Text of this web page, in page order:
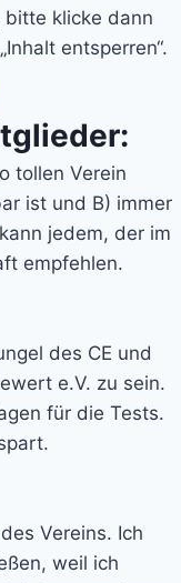
bitte klicke dann
entsperren“.
tollen Verein
ist und B) immer
jedem, der im
empfehlen.
des CE und
e.V. zu sein.
für die Tests.
Vereins. Ich
weil ich